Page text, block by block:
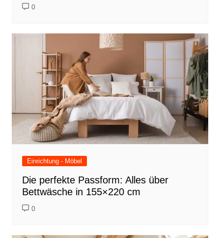
0
Einrichtung - Möbel
Die perfekte Passform: Alles über
Bettwäsche in 155×220 cm
0